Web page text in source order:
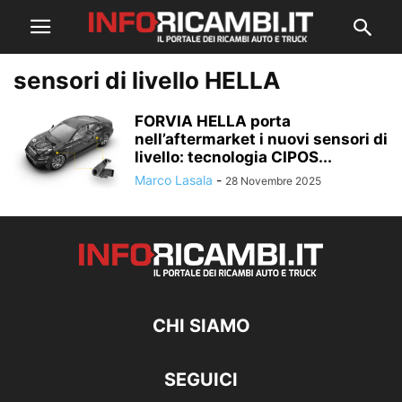
sensori di livello HELLA
FORVIA HELLA porta
nell’aftermarket i nuovi sensori di
livello: tecnologia CIPOS...
Marco Lasala - 28 Novembre 2025
CHI SIAMO
SEGUICI